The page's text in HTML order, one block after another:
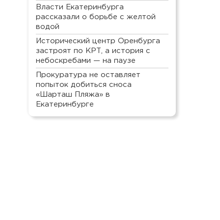
Власти Екатеринбурга
рассказали о борьбе с желтой
водой
Исторический центр Оренбурга
застроят по КРТ, а история с
небоскребами — на паузе
Прокуратура не оставляет
попыток добиться сноса
«Шарташ Пляжа» в
Екатеринбурге